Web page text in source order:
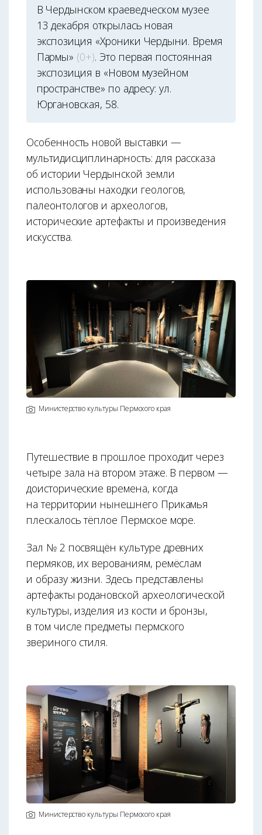
В Чердынском краеведческом музее
13 декабря открылась новая
экспозиция «Хроники Чердыни. Время
Пармы» (0+). Это первая постоянная
экспозиция в «Новом музейном
пространстве» по адресу: ул.
Юргановская, 58.
Особенность новой выставки —
мультидисциплинарность: для рассказа
об истории Чердынской земли
использованы находки геологов,
палеонтологов и археологов,
исторические артефакты и произведения
искусства.
Министерство культуры Пермского края
Путешествие в прошлое проходит через
четыре зала на втором этаже. В первом —
доисторические времена, когда
на территории нынешнего Прикамья
плескалось тёплое Пермское море.
Зал № 2 посвящён культуре древних
пермяков, их верованиям, ремёслам
и образу жизни. Здесь представлены
артефакты родановской археологической
культуры, изделия из кости и бронзы,
в том числе предметы пермского
звериного стиля.
Министерство культуры Пермского края